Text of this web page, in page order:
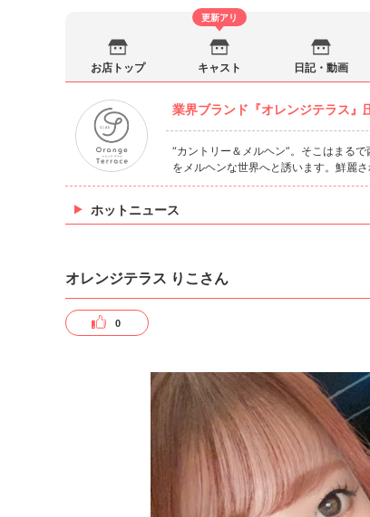
お店トップ
更新アリ
キャスト 日記・動画
業界ブランド『オレンジテラス』
“カントリー＆メルヘン”。そこはまる
をメルヘンな世界へと誘います。鮮麗
ホットニュース
オレンジテラス りこさん
0